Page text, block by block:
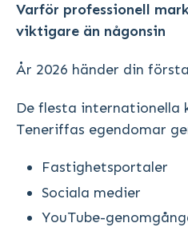
Varför professionell
viktigare än någonsin
År 2026 händer din
De flesta internationella
Teneriffas egendomar
Fastighetsportaler
Sociala medier
YouTube-